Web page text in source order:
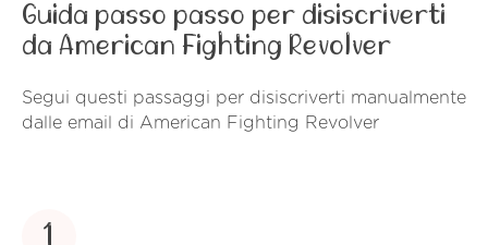
Guida passo passo per disiscriverti
da American Fighting Revolver
Segui questi passaggi per disiscriverti manualmente
dalle email di American Fighting Revolver
1